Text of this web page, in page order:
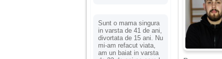
Sunt o mama singura
in varsta de 41 de ani,
divortata de 15 ani. Nu
mi-am refacut viata,
am un baiat in varsta